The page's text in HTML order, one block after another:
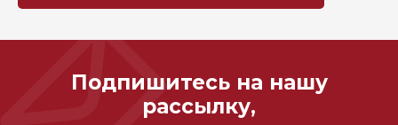
Подпишитесь на нашу
рассылку,